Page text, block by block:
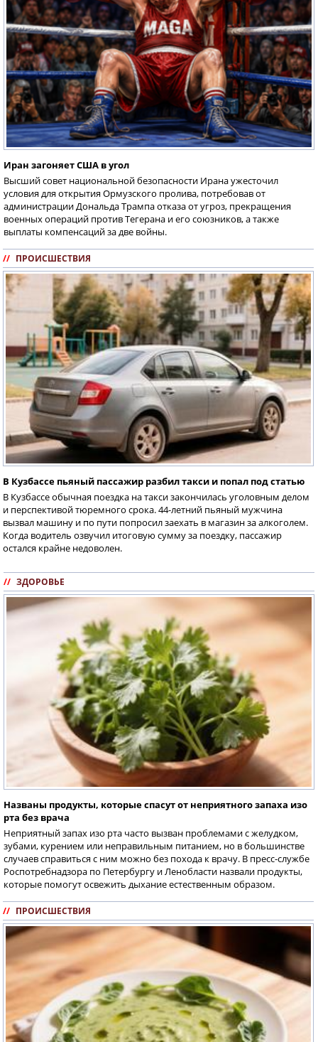
Иран загоняет США в угол
Высший совет национальной безопасности Ирана ужесточил
условия для открытия Ормузского пролива, потребовав от
администрации Дональда Трампа отказа от угроз, прекращения
военных операций против Тегерана и его союзников, а также
выплаты компенсаций за две войны.
// ПРОИСШЕСТВИЯ
В Кузбассе пьяный пассажир разбил такси и попал под статью
В Кузбассе обычная поездка на такси закончилась уголовным делом
и перспективой тюремного срока. 44-летний пьяный мужчина
вызвал машину и по пути попросил заехать в магазин за алкоголем.
Когда водитель озвучил итоговую сумму за поездку, пассажир
остался крайне недоволен.
// ЗДОРОВЬЕ
Названы продукты, которые спасут от неприятного запаха изо
рта без врача
Неприятный запах изо рта часто вызван проблемами с желудком,
зубами, курением или неправильным питанием, но в большинстве
случаев справиться с ним можно без похода к врачу. В пресс-службе
Роспотребнадзора по Петербургу и Ленобласти назвали продукты,
которые помогут освежить дыхание естественным образом.
// ПРОИСШЕСТВИЯ